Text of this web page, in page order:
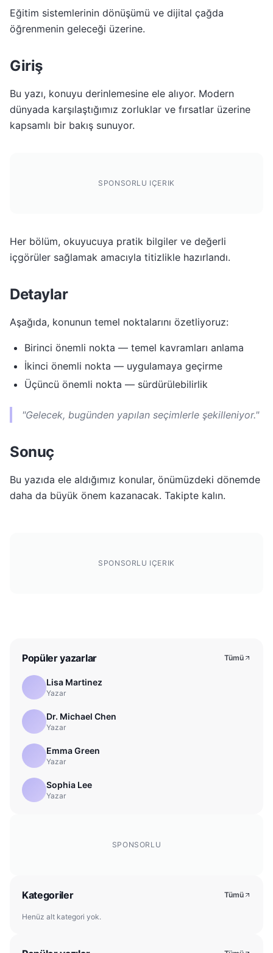
Eğitim sistemlerinin dönüşümü ve dijital çağda
öğrenmenin geleceği üzerine.
Giriş
Bu yazı, konuyu derinlemesine ele alıyor. Modern
dünyada karşılaştığımız zorluklar ve fırsatlar üzerine
kapsamlı bir bakış sunuyor.
SPONSORLU IÇERIK
Her bölüm, okuyucuya pratik bilgiler ve değerli
içgörüler sağlamak amacıyla titizlikle hazırlandı.
Detaylar
Aşağıda, konunun temel noktalarını özetliyoruz:
Birinci önemli nokta — temel kavramları anlama
İkinci önemli nokta — uygulamaya geçirme
Üçüncü önemli nokta — sürdürülebilirlik
"Gelecek, bugünden yapılan seçimlerle şekilleniyor."
Sonuç
Bu yazıda ele aldığımız konular, önümüzdeki dönemde
daha da büyük önem kazanacak. Takipte kalın.
SPONSORLU IÇERIK
Popüler yazarlar Tümü
Lisa Martinez
Yazar
Dr. Michael Chen
Yazar
Emma Green
Yazar
Sophia Lee
Yazar
SPONSORLU
Kategoriler Tümü
Henüz alt kategori yok.